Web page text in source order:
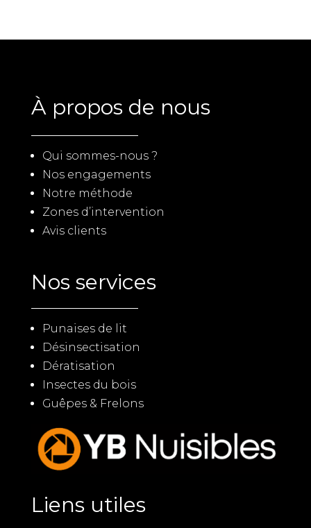
À propos de nous
Qui sommes-nous ?
Nos engagements
Notre méthode
Zones d’intervention
Avis clients
Nos services
Punaises de lit
Désinsectisation
Dératisation
Insectes du bois
Guêpes & Frelons
Liens utiles